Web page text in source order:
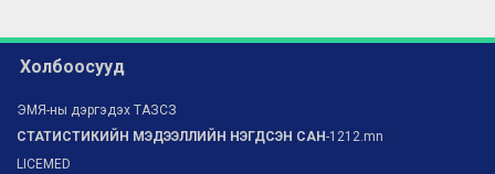
Холбоосууд
ЭМЯ-ны дэргэдэх ТАЗСЗ
СТАТИСТИКИЙН МЭДЭЭЛЛИЙН НЭГДСЭН САН-1212.mn
LICEMED